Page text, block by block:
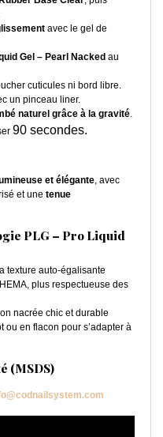
avec le gel de
Gel – Pearl Nacked au
cuticules ni bord libre.
un pinceau liner.
naturel grâce à la gravité.
90 secondes.
et élégante, avec
et une tenue
PLG – Pro Liquid
texture auto-égalisante
plus respectueuse des
nacrée chic et durable
ou en flacon pour s’adapter à
(MSDS)